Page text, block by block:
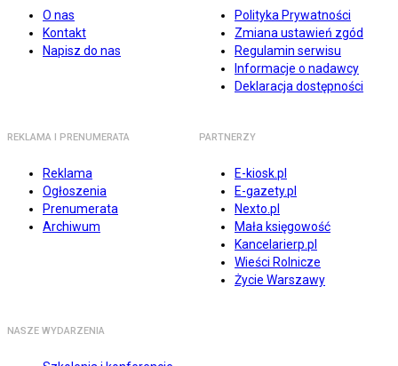
O nas
Kontakt
Napisz do nas
Polityka Prywatności
Zmiana ustawień zgód
Regulamin serwisu
Informacje o nadawcy
Deklaracja dostępności
REKLAMA I PRENUMERATA
Reklama
Ogłoszenia
Prenumerata
Archiwum
PARTNERZY
E-kiosk.pl
E-gazety.pl
Nexto.pl
Mała księgowość
Kancelarierp.pl
Wieści Rolnicze
Życie Warszawy
NASZE WYDARZENIA